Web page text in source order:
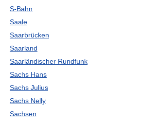
S-Bahn
Saale
Saarbrücken
Saarland
Saarländischer Rundfunk
Sachs Hans
Sachs Julius
Sachs Nelly
Sachsen